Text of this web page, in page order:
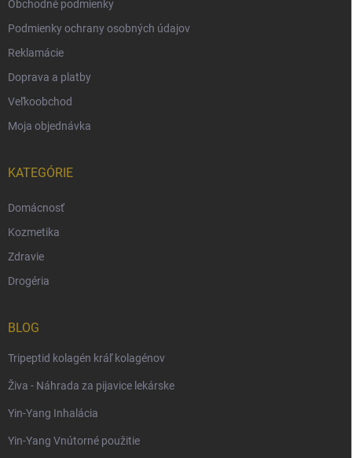
Obchodné podmienky
Podmienky ochrany osobných údajov
Reklamácie
Doprava a platby
Veľkoobchod
Moja objednávka
KATEGÓRIE
Domácnosť
Kozmetika
Zdravie
Drogéria
BLOG
Tripeptid kolagén kráľ kolagénov
Živa - Náhrada za pijavice lekárske
Yin-Yang Inhalácia
Yin-Yang Vnútorné použitie